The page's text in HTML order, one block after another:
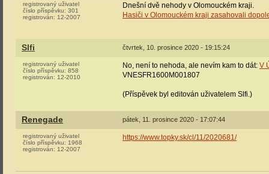
registrovaný uživatel
číslo příspěvku: 301
registrován: 12-2007
Dnešní dvě nehody v Olomouckém kraji.
Hasiči v Olomouckém kraji zasahovali
Slfi čtvrtek, 10. prosince 2020 - 19:15:24
registrovaný uživatel
číslo příspěvku: 858
registrován: 12-2010
No, není to nehoda, ale nevím kam to dát: V
VNESFR1600M001807
(Příspěvek byl editován uživatelem Slfi.)
Renegade pátek, 11. prosince 2020 - 17:07:44
registrovaný uživatel
číslo příspěvku: 1968
registrován: 12-2007
https://www.topky.sk/cl/11/2020681/